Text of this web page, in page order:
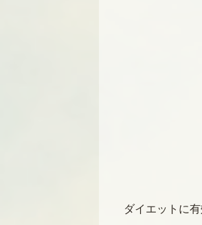
ダイエットに